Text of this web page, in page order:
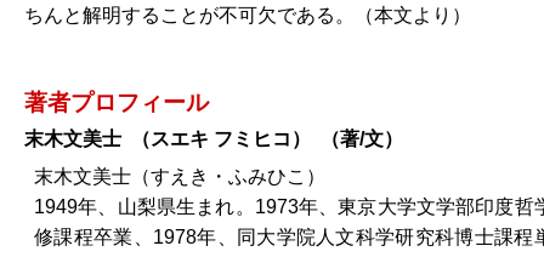
ちんと解明することが不可欠である。（本文より）
著者プロフィール
末木文美士 （スエキ フミヒコ ） （著/文）
末木文美士（すえき・ふみひこ）
1949年、山梨県生まれ。1973年、東京大学文学部印度哲
修課程卒業、1978年、同大学院人文科学研究科博士課程